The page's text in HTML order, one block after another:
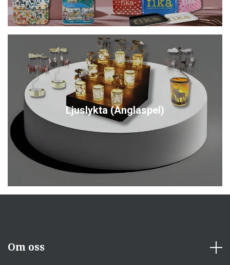
Ljuslykta (Änglaspel)
Om oss